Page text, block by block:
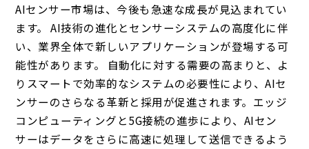
AIセンサー市場は、今後も急速な成長が見込まれてい
ます。 AI技術の進化とセンサーシステムの高度化に伴
い、業界全体で新しいアプリケーションが登場する可
能性があります。 自動化に対する需要の高まりと、よ
りスマートで効率的なシステムの必要性により、AIセ
ンサーのさらなる革新と採用が促進されます。エッジ
コンピューティングと5G接続の進歩により、AIセン
サーはデータをさらに高速に処理して送信できるよう